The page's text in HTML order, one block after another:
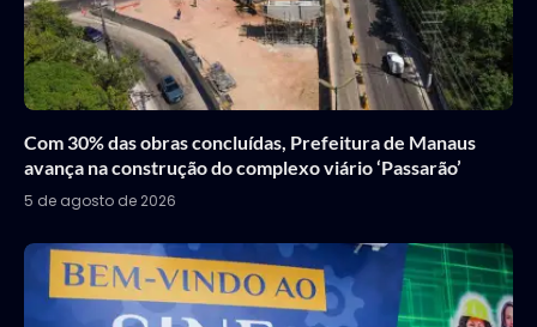
Com 30% das obras concluídas, Prefeitura de Manaus
avança na construção do complexo viário ‘Passarão’
5 de agosto de 2026